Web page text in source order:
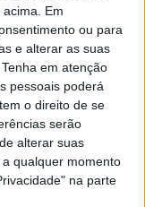
Em
ou para
e alterar as suas
Tenha em atenção
pessoais poderá
o direito de se
serão
alterar suas
qualquer momento
na parte
criminais,
na barragem